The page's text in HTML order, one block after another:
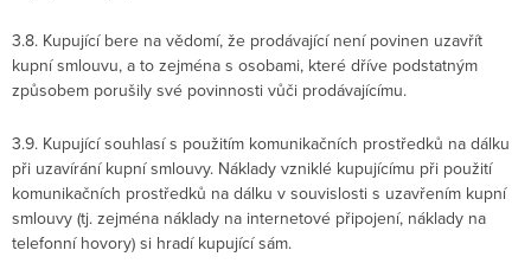
3.8. Kupující bere na vědomí, že prodávající není povinen uzavřít
kupní smlouvu, a to zejména s osobami, které dříve podstatným
způsobem porušily své povinnosti vůči prodávajícímu.
3.9. Kupující souhlasí s použitím komunikačních prostředků na dálku
při uzavírání kupní smlouvy. Náklady vzniklé kupujícímu při použití
komunikačních prostředků na dálku v souvislosti s uzavřením kupní
smlouvy (tj. zejména náklady na internetové připojení, náklady na
telefonní hovory) si hradí kupující sám.